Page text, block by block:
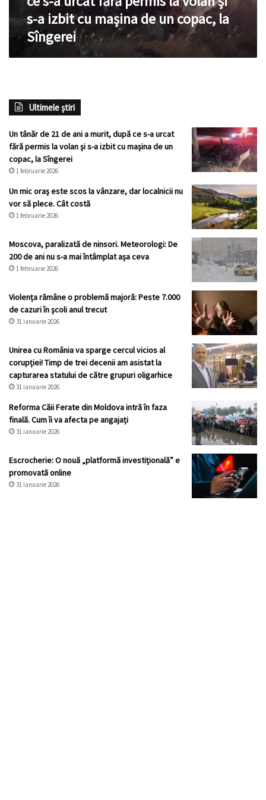
a
urcat
permis
și
s-
izbit
cu
mașina
de
copac,
la
s-a izbit cu mașina de un copac, la
Sîngerei
Ultimele știri
Un tânăr de 21 de ani a murit, după ce s-a urcat
fără permis la volan și s-a izbit cu mașina de un
copac, la Sîngerei
1 februarie 2026
Un mic oraș este scos la vânzare, dar localnicii nu
vor să plece. Cât costă
1 februarie 2026
Moscova, paralizată de ninsori. Meteorologi: De
200 de ani nu s-a mai întâmplat așa ceva
1 februarie 2026
Violența rămâne o problemă majoră: Peste 7.000
de cazuri în școli anul trecut
31 ianuarie 2026
Unirea cu România va sparge cercul vicios al
corupției! Timp de trei decenii am asistat la
capturarea statului de către grupuri oligarhice
31 ianuarie 2026
Reforma Căii Ferate din Moldova intră în faza
finală. Cum îi va afecta pe angajați
31 ianuarie 2026
Escrocherie: O nouă „platformă investițională” e
promovată online
31 ianuarie 2026